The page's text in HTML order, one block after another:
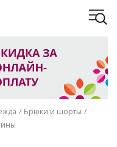
Брюки и шорты